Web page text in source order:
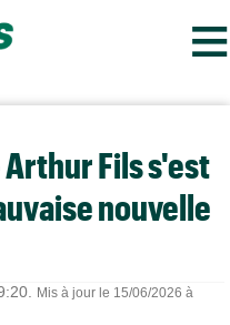
≡
Fils s'est
nouvelle
Mis à jour le 15/06/2026 à